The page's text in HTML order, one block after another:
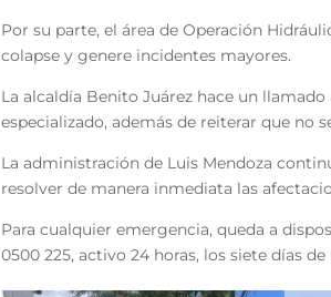
Por su parte, el área de Operación
colapse y genere incidentes mayores.
La alcaldía Benito Juárez hace un
especializado, además de reiterar que no
La administración de Luis Mendoza
resolver de manera inmediata las
Para cualquier emergencia, queda a
0500 225, activo 24 horas, los siete días de